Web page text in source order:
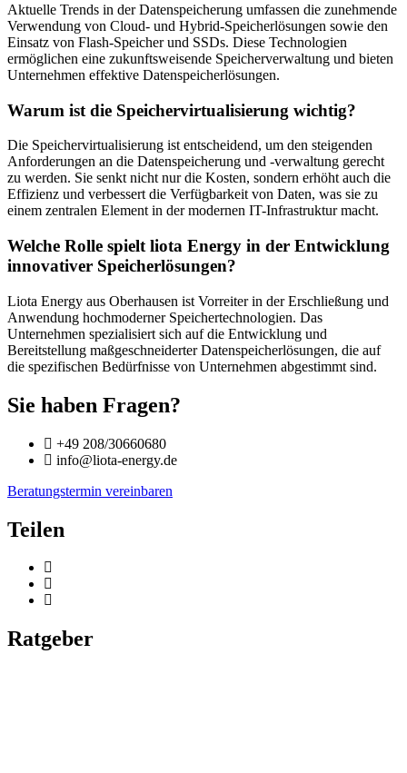
Aktuelle Trends in der Datenspeicherung umfassen die zunehmende
Verwendung von Cloud- und Hybrid-Speicherlösungen sowie den
Einsatz von Flash-Speicher und SSDs. Diese Technologien
ermöglichen eine zukunftsweisende Speicherverwaltung und bieten
Unternehmen effektive Datenspeicherlösungen.
Warum ist die Speichervirtualisierung wichtig?
Die Speichervirtualisierung ist entscheidend, um den steigenden
Anforderungen an die Datenspeicherung und -verwaltung gerecht
zu werden. Sie senkt nicht nur die Kosten, sondern erhöht auch die
Effizienz und verbessert die Verfügbarkeit von Daten, was sie zu
einem zentralen Element in der modernen IT-Infrastruktur macht.
Welche Rolle spielt liota Energy in der Entwicklung
innovativer Speicherlösungen?
Liota Energy aus Oberhausen ist Vorreiter in der Erschließung und
Anwendung hochmoderner Speichertechnologien. Das
Unternehmen spezialisiert sich auf die Entwicklung und
Bereitstellung maßgeschneiderter Datenspeicherlösungen, die auf
die spezifischen Bedürfnisse von Unternehmen abgestimmt sind.
Sie haben Fragen?
+49 208/30660680
info@liota-energy.de
Beratungstermin vereinbaren
Teilen
Ratgeber